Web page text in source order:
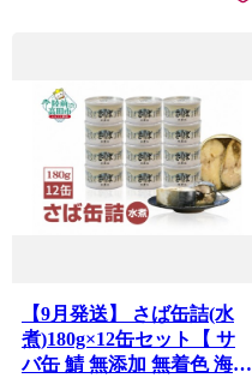
【9月発送】 さば缶詰(水
煮)180g×12缶セット【 サ
バ缶 鯖 無添加 無着色 海産